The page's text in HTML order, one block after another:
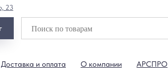
Доставка и оплата О компании АРСПРО
23